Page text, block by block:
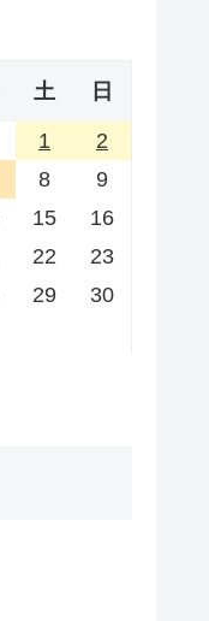
土 日
1
2
8
9
15
16
22
23
29
30